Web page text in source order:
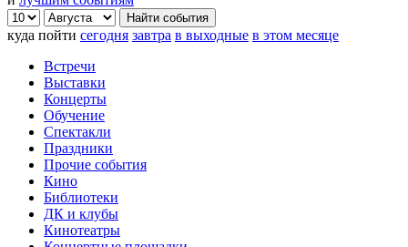
куда пойти сегодня завтра в выходные в этом месяце
Встречи
Выставки
Концерты
Обучение
Спектакли
Праздники
Прочие события
Кино
Библиотеки
ДК и клубы
Кинотеатры